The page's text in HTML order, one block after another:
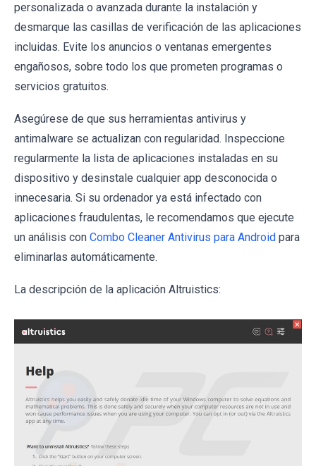
personalizada o avanzada durante la instalación y
desmarque las casillas de verificación de las aplicaciones
incluidas. Evite los anuncios o ventanas emergentes
engañosos, sobre todo los que prometen programas o
servicios gratuitos.
Asegúrese de que sus herramientas antivirus y
antimalware se actualizan con regularidad. Inspeccione
regularmente la lista de aplicaciones instaladas en su
dispositivo y desinstale cualquier app desconocida o
innecesaria. Si su ordenador ya está infectado con
aplicaciones fraudulentas, le recomendamos que ejecute
un análisis con Combo Cleaner Antivirus para Android para
eliminarlas automáticamente.
La descripción de la aplicación Altruistics: